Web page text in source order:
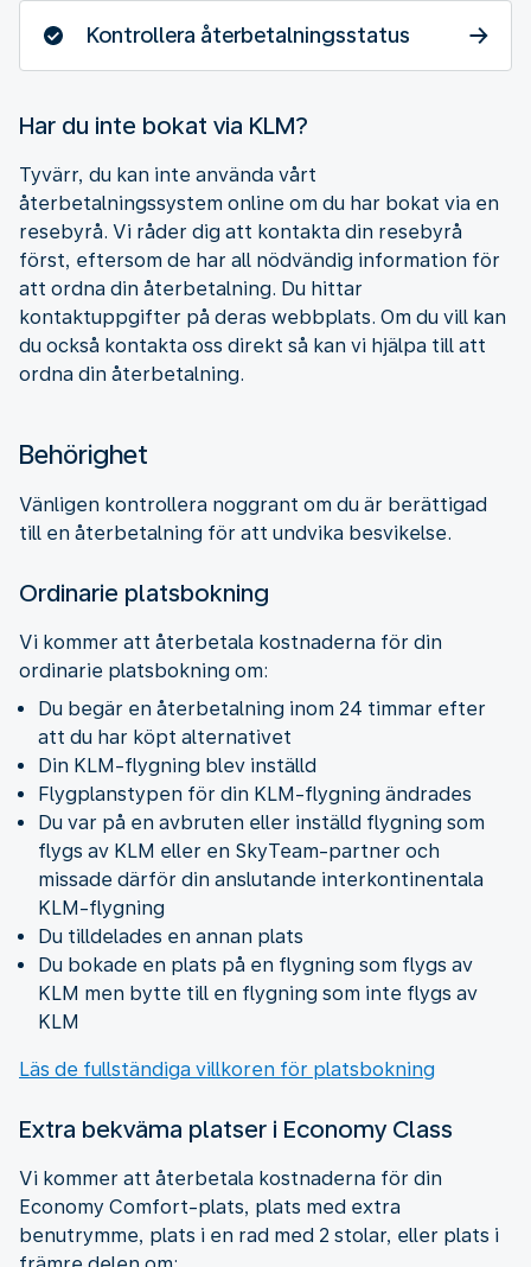
Kontrollera återbetalningsstatus
Har du inte bokat via KLM?
Tyvärr, du kan inte använda vårt
återbetalningssystem online om du har bokat via en
resebyrå. Vi råder dig att kontakta din resebyrå
först, eftersom de har all nödvändig information för
att ordna din återbetalning. Du hittar
kontaktuppgifter på deras webbplats. Om du vill kan
du också kontakta oss direkt så kan vi hjälpa till att
ordna din återbetalning.
Behörighet
Vänligen kontrollera noggrant om du är berättigad
till en återbetalning för att undvika besvikelse.
Ordinarie platsbokning
Vi kommer att återbetala kostnaderna för din
ordinarie platsbokning om:
Du begär en återbetalning inom 24 timmar efter
att du har köpt alternativet
Din KLM-flygning blev inställd
Flygplanstypen för din KLM-flygning ändrades
Du var på en avbruten eller inställd flygning som
flygs av KLM eller en SkyTeam-partner och
missade därför din anslutande interkontinentala
KLM-flygning
Du tilldelades en annan plats
Du bokade en plats på en flygning som flygs av
KLM men bytte till en flygning som inte flygs av
KLM
Läs de fullständiga villkoren för platsbokning
Extra bekväma platser i Economy Class
Vi kommer att återbetala kostnaderna för din
Economy Comfort-plats, plats med extra
benutrymme, plats i en rad med 2 stolar, eller plats i